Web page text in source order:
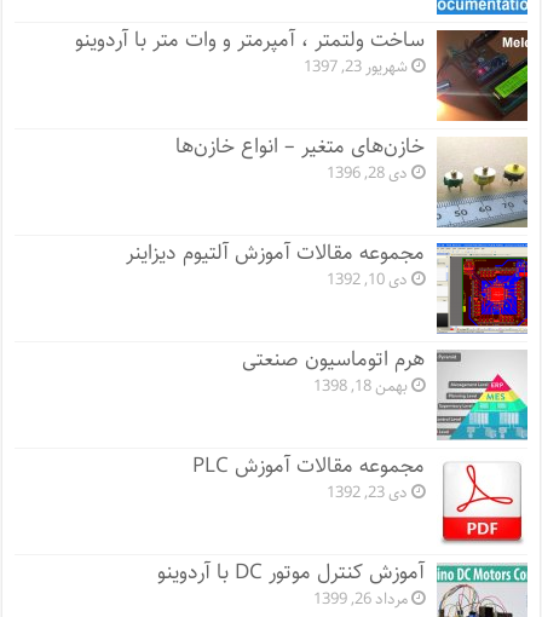
ساخت ولتمتر ، آمپرمتر و وات متر با آردوینو
شهریور 23, 1397
خازن‌های متغیر – انواع خازن‌ها
دی 28, 1396
مجموعه مقالات آموزش آلتیوم دیزاینر
دی 10, 1392
هرم اتوماسیون صنعتی
بهمن 18, 1398
مجموعه مقالات آموزش PLC
دی 23, 1392
آموزش کنترل موتور DC با آردوینو
مرداد 26, 1399